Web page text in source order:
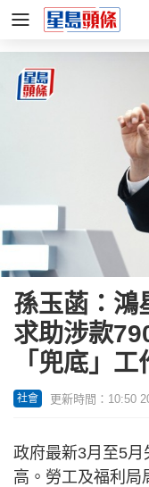
孫玉菡：鴻
求助涉款
「兜底」工
社會 更新時間：10:50
政府最新3月至5
高。勞工及福利局